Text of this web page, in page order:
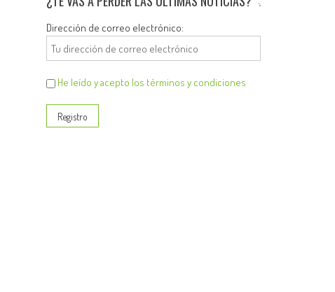
Dirección de correo electrónico:
He leído y acepto los términos y condiciones